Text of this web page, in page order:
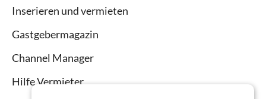
Inserieren und vermieten
Gastgebermagazin
Channel Manager
Hilfe Vermieter